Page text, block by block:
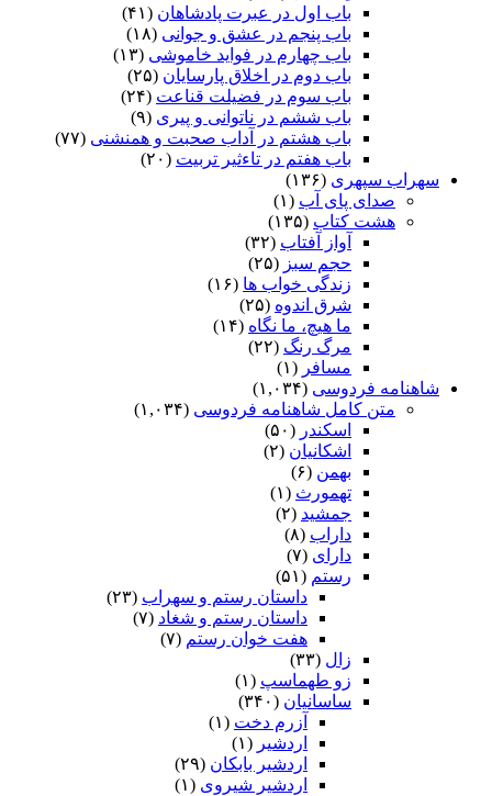
باب اول در عبرت پادشاهان (۴۱)
باب پنجم در عشق و جوانى (۱۸)
باب چهارم در فواید خاموشى (۱۳)
باب دوم در اخلاق پارسایان (۲۵)
باب سوم در فضیلت قناعت (۲۴)
باب ششم در ناتوانى و پیرى (۹)
باب هشتم در آداب صحبت و همنشنى (۷۷)
باب هفتم در تاءثیر تربیت (۲۰)
سهراب سپهری (۱۳۶)
صدای پای آب (۱)
هشت کتاب (۱۳۵)
آواز آفتاب (۳۲)
حجم سبز (۲۵)
زندگی خواب ها (۱۶)
شرق اندوه (۲۵)
ما هیچ، ما نگاه (۱۴)
مرگ رنگ (۲۲)
مسافر (۱)
شاهنامه فردوسی (۱,۰۳۴)
متن کامل شاهنامه فردوسی (۱,۰۳۴)
اسکندر (۵۰)
اشکانیان (۲)
بهمن (۶)
تهمورث (۱)
جمشید (۲)
داراب (۸)
دارای (۷)
رستم (۵۱)
داستان رستم و سهراب (۲۳)
داستان رستم و شغاد (۷)
هفت خوان رستم‏ (۷)
زال (۳۳)
زو طهماسپ‏ (۱)
ساسانیان (۳۴۰)
آزرم دخت (۱)
اردشیر (۱)
اردشیر بابکان (۲۹)
اردشیر شیروی (۱)